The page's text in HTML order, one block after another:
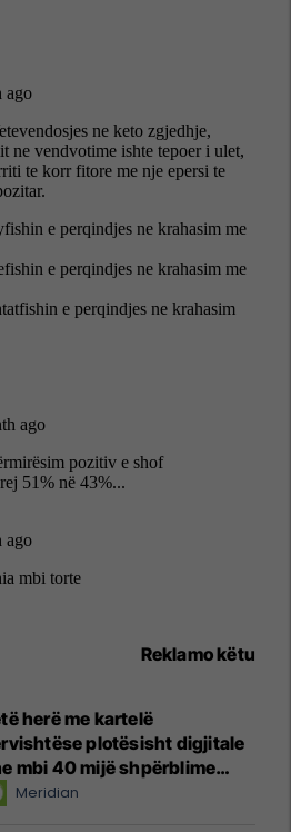
Reklamo këtu
herë me kartelë
plotësisht digjitale
mbi 40 mijë shpërblime
Meridian